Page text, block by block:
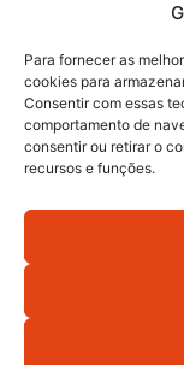
Para fornecer as
cookies para
Consentir com essas
comportamento de
consentir ou retirar o
recursos e funções.
caudais e
Subscreva